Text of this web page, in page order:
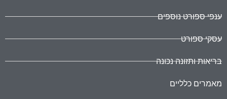
ענפי ספורט נוספים
עסקי ספורט
בריאות ותזונה נכונה
מאמרים כלליים